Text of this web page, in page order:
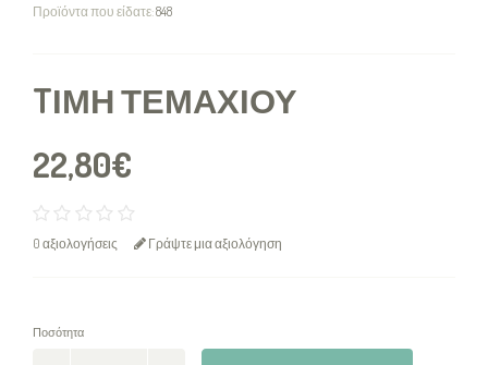
Προϊόντα που είδατε:848
TΙΜΉ ΤΕΜΑΧΊΟΥ
22,80€
0 αξιολογήσεις Γράψτε μια αξιολόγηση
Ποσότητα